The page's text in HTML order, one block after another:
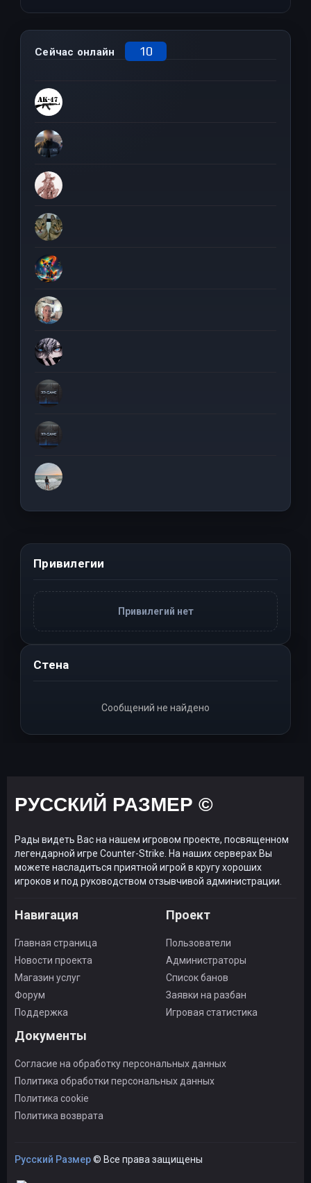
Сейчас онлайн 10
Привилегии
Привилегий нет
Стена
Сообщений не найдено
РУССКИЙ РАЗМЕР ©
Рады видеть Вас на нашем игровом проекте, посвященном
легендарной игре Counter-Strike. На наших серверах Вы
можете насладиться приятной игрой в кругу хороших
игроков и под руководством отзывчивой администрации.
Навигация
Главная страница
Новости проекта
Магазин услуг
Форум
Поддержка
Проект
Пользователи
Администраторы
Список банов
Заявки на разбан
Игровая статистика
Документы
Согласие на обработку персональных данных
Политика обработки персональных данных
Политика cookie
Политика возврата
Русский Размер© Все права защищены